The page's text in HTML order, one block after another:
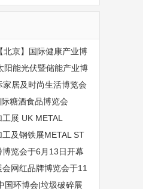
北京】国际健康产业博
阳能光伏暨储能产业博
居及时尚生活博览会
糖酒食品博览会
展 UK METAL
及钢铁展METAL ST
览会于6月13日开幕
网红品牌博览会于11
国环博会|垃圾破碎展